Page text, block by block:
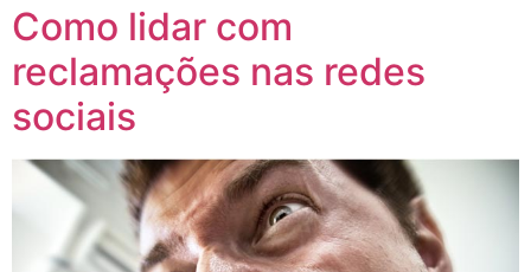
Como lidar com
reclamações nas redes
sociais